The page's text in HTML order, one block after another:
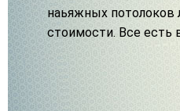
наьяжных потолоков
стоимости. Все есть